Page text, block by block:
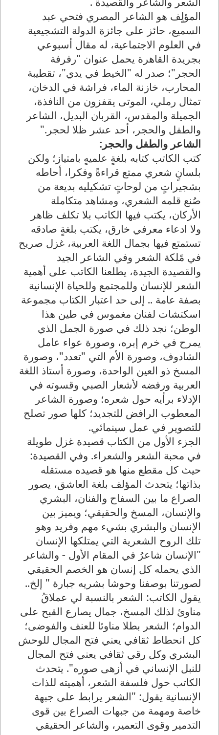
المؤلٍف هو الشاعر المصري فتحي عبد
السميع، حائز على جائزة الدولة التشجيعية
في العلوم الاجتماعية، له مقال أسبوعي
بجريدة القاهرة يحمل عنوان "رفرفة
الحجر"؛ صدر له "الخيط في يدي"، تقطيبة
المحارب، خازنة الماء، فراشة في الدخان،
تمثال رملي، الموتى يقفزون من النافذة،
الجميلة والمقدس، القربان البديل، الشاعر
والطفل والحجر، أحد عشر ظلا لحجر."
الشاعر والطفل والحجر:
كتب الكاتب كتابه بلغةٍ علميهٍ بامتياز؛ ولكن
بلسانٍ شعري ممتع قراءةً وفكرا، أحاطه
بشجيراتٍ من لوحاتٍ تشكيليه بديعة من
صُنع قلمه الشعري، ومشاهد متكاملة
الأركان، يكتب فيها الكاتب بلا تكلف ظاهر
ولا ادعاء معرفي خارق، يكتب بلغةٍ صادقه
تستمتع فيها بجمال اللغة العربية، غزل صريح
في مًلكة الشعر وفي الشاعر الجيد
والقصيدة الجيدة، يطلعنا الكاتب على أهمية
الشعر للإنسان وللمجتمع وللحياة الإنسانية
بصفة عامة .. إلى حد اعتبار الكتاب مجموعة
اسكتشات لفنان مغموس في طين هذا
الوطن؛ نجد ذلك في صورة الجمل الذي
يمرح في خرم إبره، وصورة عواء عامل
الشادوف، وصورة الأم التي "تعدد"، وصورة
المسخ ذو العين الواحدة، وصورة أستاذ اللغة
العربية ورفضه لأشعار الصبي وقسوته في
الإدلاء برأيه حول شعره؛ وصورة الشاعر
المعطوب الرافض للتجديد؛ كلها صور تصلح
للتصوير في عمل سينمائي.
الجزء الأول من الكتاب قصيدة غزل طويلة
في محبة الشعر والشعراء. وفي القصيدة:
حيث كل مقطع منها هو قصيده مستقله
بذاتها؛ يتحدث المؤلف بلغة العاشق، يصور
الصراع ما بين السفاح والفنان، البشري
والإنسان، المسخ والحقيقي؛ ويميز بين
الإنسان والبشري بشيء مهم وفريد وهو
تلك الروح الشعرية التي يمتلكها الإنسان
"الإنسان شاعرُ في المقام الأول - والشاعر
الذي يحمله كل إنسان هو الخصم الحقيقي
لصورتنا بوصفنا وحوشا بشريه جبارة " إلخ..
يقول الكاتب: الشعر بالنسبة لي عملاقُ
مناوئ لذلك المسخ، جمال يصارع القبح على
الدوام؛ الشعر بطلا مناوئا للعنف والفوضى؛
كل انحطاط ثقافي يعني فتح المجال للوحش
البشري وكل رقي ثقافي يعني فتح المجال
للنبل الإنساني في أزهى صوره". يتحدث
الكاتب حول فلسفة الشعر، أهميته للذات
الإنسانية يقول: "الشعر يرابط على جبهة
خاصة ومهمة من جبهات الصراع بين قوى
التدمير وقوى التعمير، والشاعر الحقيقي